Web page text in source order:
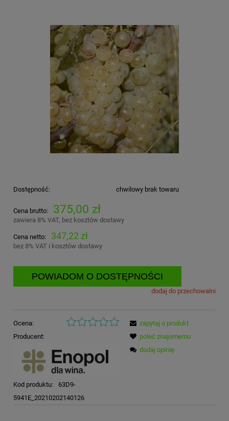
Dostępność: chwilowy brak towaru
Cena brutto: 375,00 zł
zawiera 8% VAT, bez kosztów dostawy
Cena netto: 347,22 zł
bez 8% VAT i kosztów dostawy
POWIADOM O DOSTĘPNOŚCI
dodaj do przechowalni
Ocena:
Producent:
Kod produktu:
63D9-
5941E_20210202140126
zapytaj o produkt
poleć znajomemu
dodaj opinię